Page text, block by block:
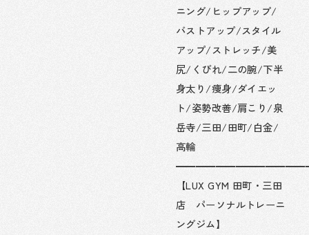
ニング/ヒップアップ/
バストアップ/スタイル
アップ/ストレッチ/美
尻/くびれ/二の腕/下半
身太り/痩身/ダイエッ
ト/姿勢改善/肩こり/泉
岳寺/三田/田町/白金/
高輪
【LUX GYM 田町・三田
店 パーソナルトレーニ
ングジム】